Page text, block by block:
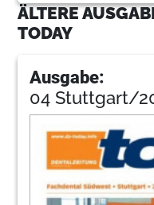
ÄLTERE
TODAY
Ausgabe:
04 Stuttgart/